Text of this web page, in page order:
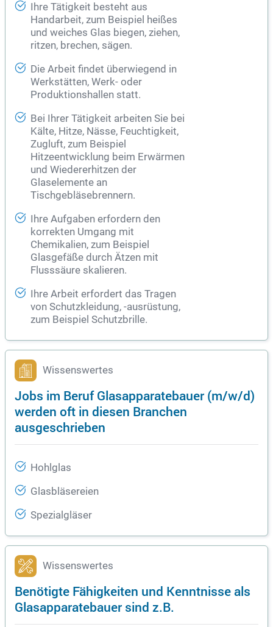
Ihre Tätigkeit besteht aus
Handarbeit, zum Beispiel heißes
und weiches Glas biegen, ziehen,
ritzen, brechen, sägen.
Die Arbeit findet überwiegend in
Werkstätten, Werk- oder
Produktionshallen statt.
Bei Ihrer Tätigkeit arbeiten Sie bei
Kälte, Hitze, Nässe, Feuchtigkeit,
Zugluft, zum Beispiel
Hitzeentwicklung beim Erwärmen
und Wiedererhitzen der
Glaselemente an
Tischgebläsebrennern.
Ihre Aufgaben erfordern den
korrekten Umgang mit
Chemikalien, zum Beispiel
Glasgefäße durch Ätzen mit
Flusssäure skalieren.
Ihre Arbeit erfordert das Tragen
von Schutzkleidung, -ausrüstung,
zum Beispiel Schutzbrille.
Wissenswertes
Jobs im Beruf Glasapparatebauer (m/w/d)
werden oft in diesen Branchen
ausgeschrieben
Hohlglas
Glasbläsereien
Spezialgläser
Wissenswertes
Benötigte Fähigkeiten und Kenntnisse als
Glasapparatebauer sind z.B.